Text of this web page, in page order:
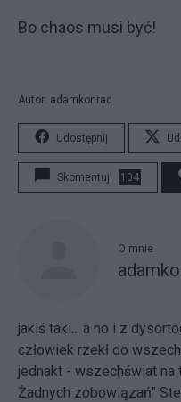
Bo chaos musi być!
Autor: adamkonrad
Udostępnij
Skomentuj 104
O mnie
jakiś taki... a no i z
człowiek rzekł do
jednakt - wszechświat na
Żadnych zobowiązań"